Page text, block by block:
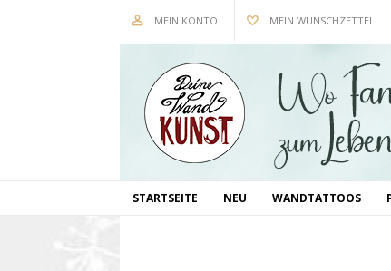
MEIN KONTO MEIN WUNSCHZETTEL
STARTSEITE NEU WANDTATTOOS